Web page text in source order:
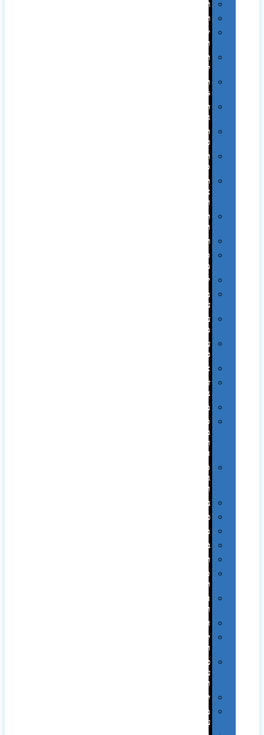
רטרו
רכב
שעונים
ומסגרות
תיקים
לכנסים
תיקי
Swiss
תיקי
תיקי
טיולים
תיקי
ספורט
תיקי
ומכתביות
תערוכות
וכנסים
רמקולים
סוכריות
ממותגות
יודאיקה
מארזי
עטים
עטי
מתכת
עטי
פלסטיק
אוזניות
זכרונות
ניידים
מפצלים
סביבת
מחשב
וציוד
היקפי
סוללות
גיבוי
ומטענים
ביגוד
כובעים
מגבות
בקבוקים
תרמי
ספלים
וכוסות
הוקרה
ואומנות
חגים
יין
ומארזים
כלי
עבודה
ופנסים
למטבח
מוצרי
עור